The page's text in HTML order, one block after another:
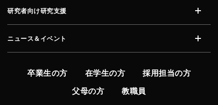
研究者向け研究支援
ニュース＆イベント
卒業生の方 在学生の方 採用担当の方
父母の方 教職員